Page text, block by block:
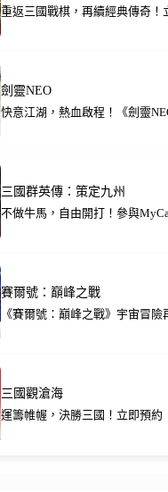
重返三國戰棋，再續經典傳奇
劍靈NEO
快意江湖，熱血啟程！《劍靈
三國群英傳：策定九州
不做牛馬，自由開打！參與
賽爾號：巔峰之戰
《賽爾號：巔峰之戰》宇宙冒
三國觀滄海
運籌帷幄，決勝三國！立即預約